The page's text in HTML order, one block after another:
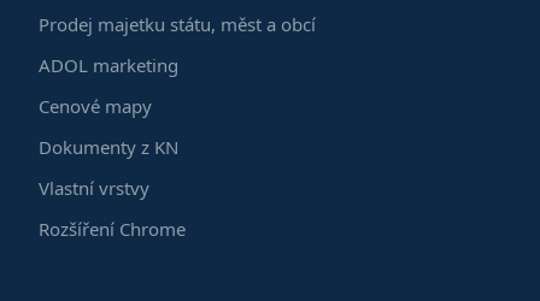
Prodej majetku státu, měst a obcí
ADOL marketing
Cenové mapy
Dokumenty z KN
Vlastní vrstvy
Rozšíření Chrome